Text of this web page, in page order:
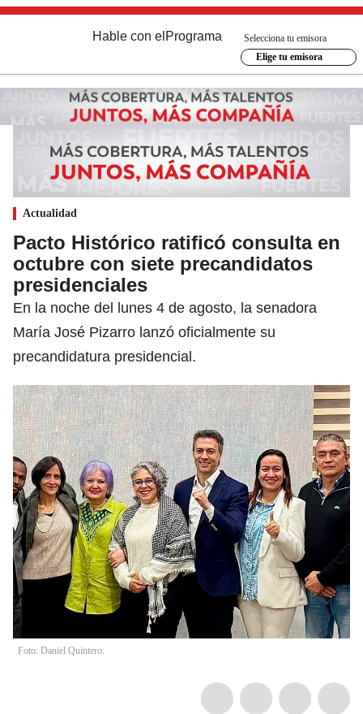
Hable con el Programa
Selecciona tu emisora
Elige tu emisora
Actualidad
Pacto Histórico ratificó consulta en
octubre con siete precandidatos
presidenciales
En la noche del lunes 4 de agosto, la senadora
María José Pizarro lanzó oficialmente su
precandidatura presidencial.
Foto: Daniel Quintero.